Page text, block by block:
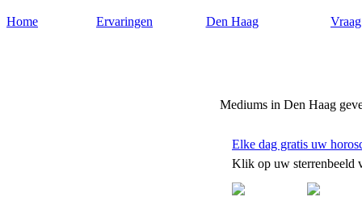
Home Ervaringen Den Haag
Mediums in Den Haag
Elke dag gratis uw
Klik op uw sterrenbeeld